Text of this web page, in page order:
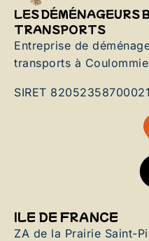
LES DÉMÉNAGEURS
TRANSPORTS
Entreprise de
transports à
SIRET 82052358700021
ILE DE FRANCE
ZA de la Prairie Saint-